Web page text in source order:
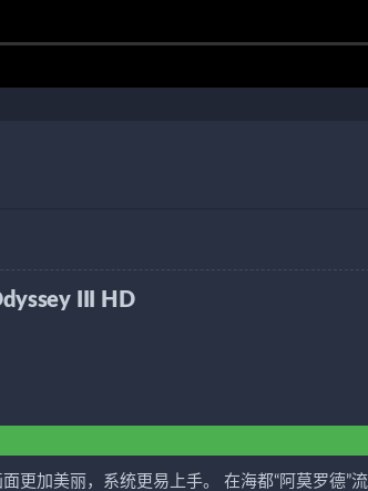
III HD
加美丽，系统更易上手。 在海都“阿莫罗德”流